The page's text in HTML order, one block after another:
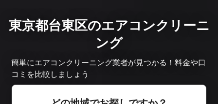
東京都台東区のエアコンクリーニ
ング
簡単にエアコンクリーニング業者が見つかる！料金や口
コミを比較しましょう